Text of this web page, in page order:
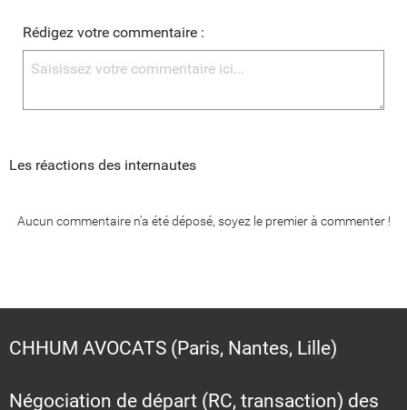
Rédigez votre commentaire :
Les réactions des internautes
Aucun commentaire n'a été déposé, soyez le premier à commenter !
CHHUM AVOCATS (Paris, Nantes, Lille)
Négociation de départ (RC, transaction) des